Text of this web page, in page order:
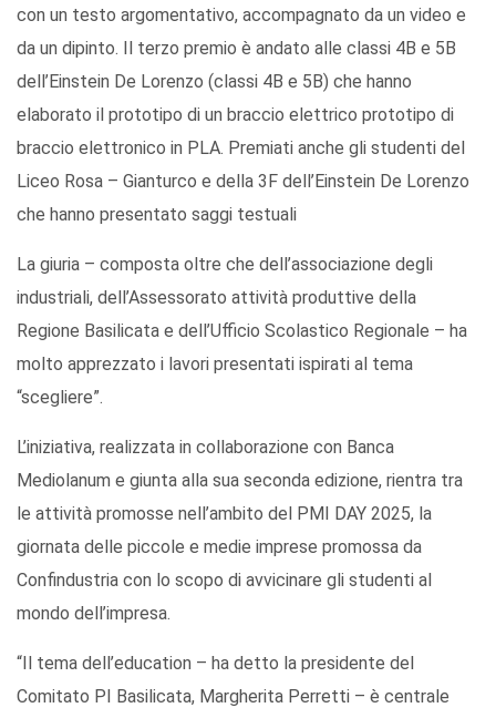
con un testo argomentativo, accompagnato da un video e
da un dipinto. Il terzo premio è andato alle classi 4B e 5B
dell’Einstein De Lorenzo (classi 4B e 5B) che hanno
elaborato il prototipo di un braccio elettrico prototipo di
braccio elettronico in PLA. Premiati anche gli studenti del
Liceo Rosa – Gianturco e della 3F dell’Einstein De Lorenzo
che hanno presentato saggi testuali
La giuria – composta oltre che dell’associazione degli
industriali, dell’Assessorato attività produttive della
Regione Basilicata e dell’Ufficio Scolastico Regionale – ha
molto apprezzato i lavori presentati ispirati al tema
“scegliere”.
L’iniziativa, realizzata in collaborazione con Banca
Mediolanum e giunta alla sua seconda edizione, rientra tra
le attività promosse nell’ambito del PMI DAY 2025, la
giornata delle piccole e medie imprese promossa da
Confindustria con lo scopo di avvicinare gli studenti al
mondo dell’impresa.
“Il tema dell’education – ha detto la presidente del
Comitato PI Basilicata, Margherita Perretti – è centrale